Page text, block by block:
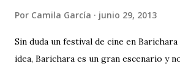
Por Camila García junio 29, 2013
Sin duda un festival de cine en
idea, Barichara es un gran escenario y